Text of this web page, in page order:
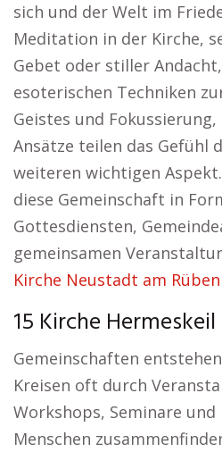
sich und der Welt im
Meditation in der Kirche,
Gebet oder stiller
esoterischen Techniken
Geistes und
Ansätze teilen das Gefühl
weiteren wichtigen
diese Gemeinschaft in
Gottesdiensten,
gemeinsamen
Kirche Neustadt am
15 Kirche Hermeskeil
Gemeinschaften
Kreisen oft durch
Workshops, Seminare
Menschen